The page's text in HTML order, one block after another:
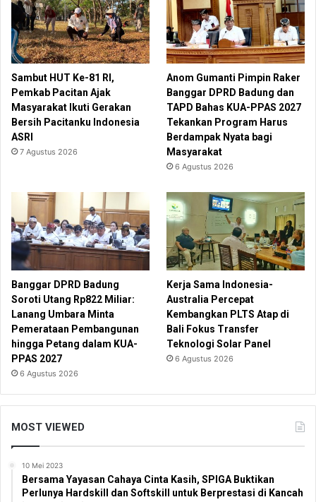
Sambut HUT Ke-81 RI,
Pemkab Pacitan Ajak
Masyarakat Ikuti Gerakan
Bersih Pacitanku Indonesia
ASRI
7 Agustus 2026
Anom Gumanti Pimpin Raker
Banggar DPRD Badung dan
TAPD Bahas KUA-PPAS 2027
Tekankan Program Harus
Berdampak Nyata bagi
Masyarakat
6 Agustus 2026
Banggar DPRD Badung
Soroti Utang Rp822 Miliar:
Lanang Umbara Minta
Pemerataan Pembangunan
hingga Petang dalam KUA-
PPAS 2027
6 Agustus 2026
Kerja Sama Indonesia-
Australia Percepat
Kembangkan PLTS Atap di
Bali Fokus Transfer
Teknologi Solar Panel
6 Agustus 2026
MOST VIEWED
10 Mei 2023
Bersama Yayasan Cahaya Cinta Kasih, SPIGA Buktikan
Perlunya Hardskill dan Softskill untuk Berprestasi di Kancah